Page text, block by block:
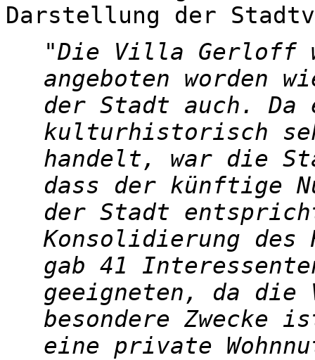
Darstellung der
Die Villa Gerloff
angeboten worden
der Stadt auch. Da
kulturhistorisch
handelt, war die
dass der künftige
der Stadt
Konsolidierung des
gab 41
geeigneten, da
besondere
eine private